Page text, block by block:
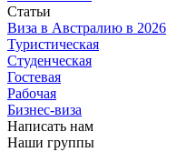
Статьи
Виза в Австралию в 2026
Туристическая
Студенческая
Гостевая
Рабочая
Бизнес-виза
Написать нам
Наши группы